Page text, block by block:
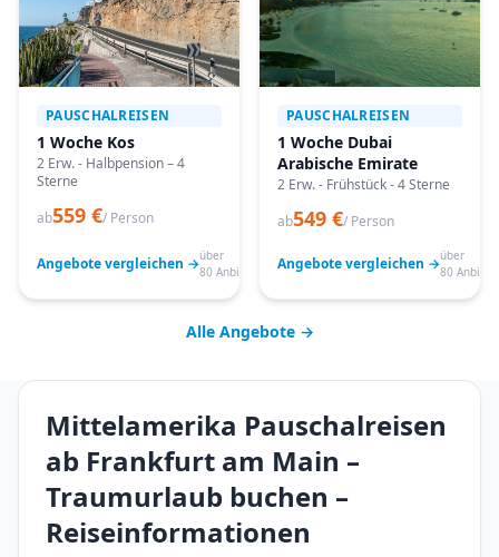
PAUSCHALREISEN
1 Woche Kos
2 Erw. - Halbpension – 4
Sterne
ab559 €/ Person
Angebote vergleichen →über
80 Anbieter
PAUSCHALREISEN
1 Woche Dubai
Arabische Emirate
2 Erw. - Frühstück - 4 Sterne
ab549 €/ Person
Angebote vergleichen →über
80
Alle Angebote →
Mittelamerika Pauschalreisen
ab Frankfurt am Main –
Traumurlaub buchen –
Reiseinformationen